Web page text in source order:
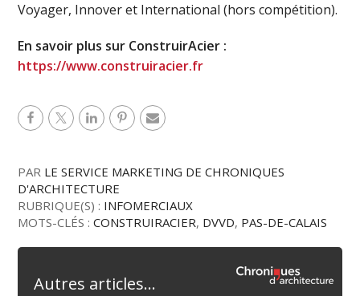
Voyager, Innover et International (hors compétition).
En savoir plus sur ConstruirAcier :
https://www.construiracier.fr
PAR LE SERVICE MARKETING DE CHRONIQUES
D'ARCHITECTURE
RUBRIQUE(S) : INFOMERCIAUX
MOTS-CLÉS :CONSTRUIRACIER, DVVD, PAS-DE-CALAIS
Autres articles...